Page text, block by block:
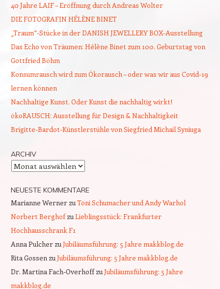
40 Jahre LAIF – Eröffnung durch Andreas Wolter
DIE FOTOGRAFIN HÉLÈNE BINET
„Traum“-Stücke in der DANISH JEWELLERY BOX-Ausstellung
Das Echo von Träumen: Hélène Binet zum 100. Geburtstag von
Gottfried Böhm
Konsumrausch wird zum Ökorausch – oder was wir aus Covid-19
lernen können
Nachhaltige Kunst. Oder Kunst die nachhaltig wirkt!
ökoRAUSCH: Ausstellung für Design & Nachhaltigkeit
Brigitte-Bardot-Künstlerstühle von Siegfried Michail Syniuga
ARCHIV
Archiv
NEUESTE KOMMENTARE
Marianne WernerzuToni Schumacher und Andy Warhol
Norbert BerghofzuLieblingsstück: Frankfurter
Hochhausschrank F1
Anna PulcherzuJubiläumsführung: 5 Jahre makkblog.de
Rita GossenzuJubiläumsführung: 5 Jahre makkblog.de
Dr. Martina Fach-OverhoffzuJubiläumsführung: 5 Jahre
makkblog.de